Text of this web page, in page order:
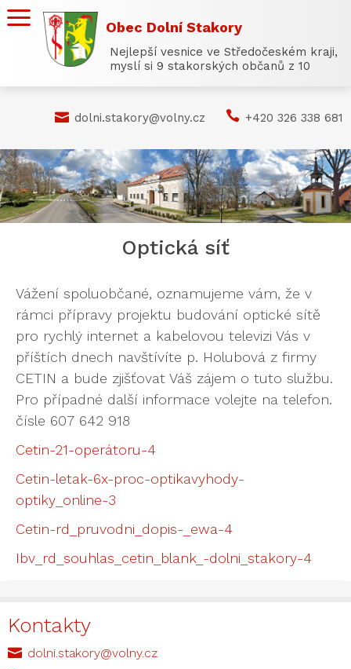
Obec Dolní Stakory
Nejlepší vesnice ve Středočeském kraji,
myslí si 9 stakorských občanů z 10
 dolni.stakory@volny.cz  +420 326 338 681
Optická síť
Vážení spoluobčané, oznamujeme vám, že v
rámci přípravy projektu budování optické sítě
pro rychlý internet a kabelovou televizi Vás v
příštích dnech navštívíte p. Holubová z firmy
CETIN a bude zjišťovat Váš zájem o tuto službu.
Pro případné další informace volejte na telefon.
čísle 607 642 918
Cetin-21-operátoru-4
Cetin-letak-6x-proc-optikavyhody-
optiky_online-3
Cetin-rd_pruvodni_dopis-_ewa-4
Ibv_rd_souhlas_cetin_blank_-dolni_stakory-4
Kontakty
 dolni.stakory@volny.cz